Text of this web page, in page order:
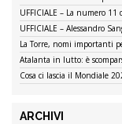
UFFICIALE – La numero
UFFICIALE – Alessandro
La Torre, nomi importanti
Atalanta in lutto: è
Cosa ci lascia il Mondiale
ARCHIVI